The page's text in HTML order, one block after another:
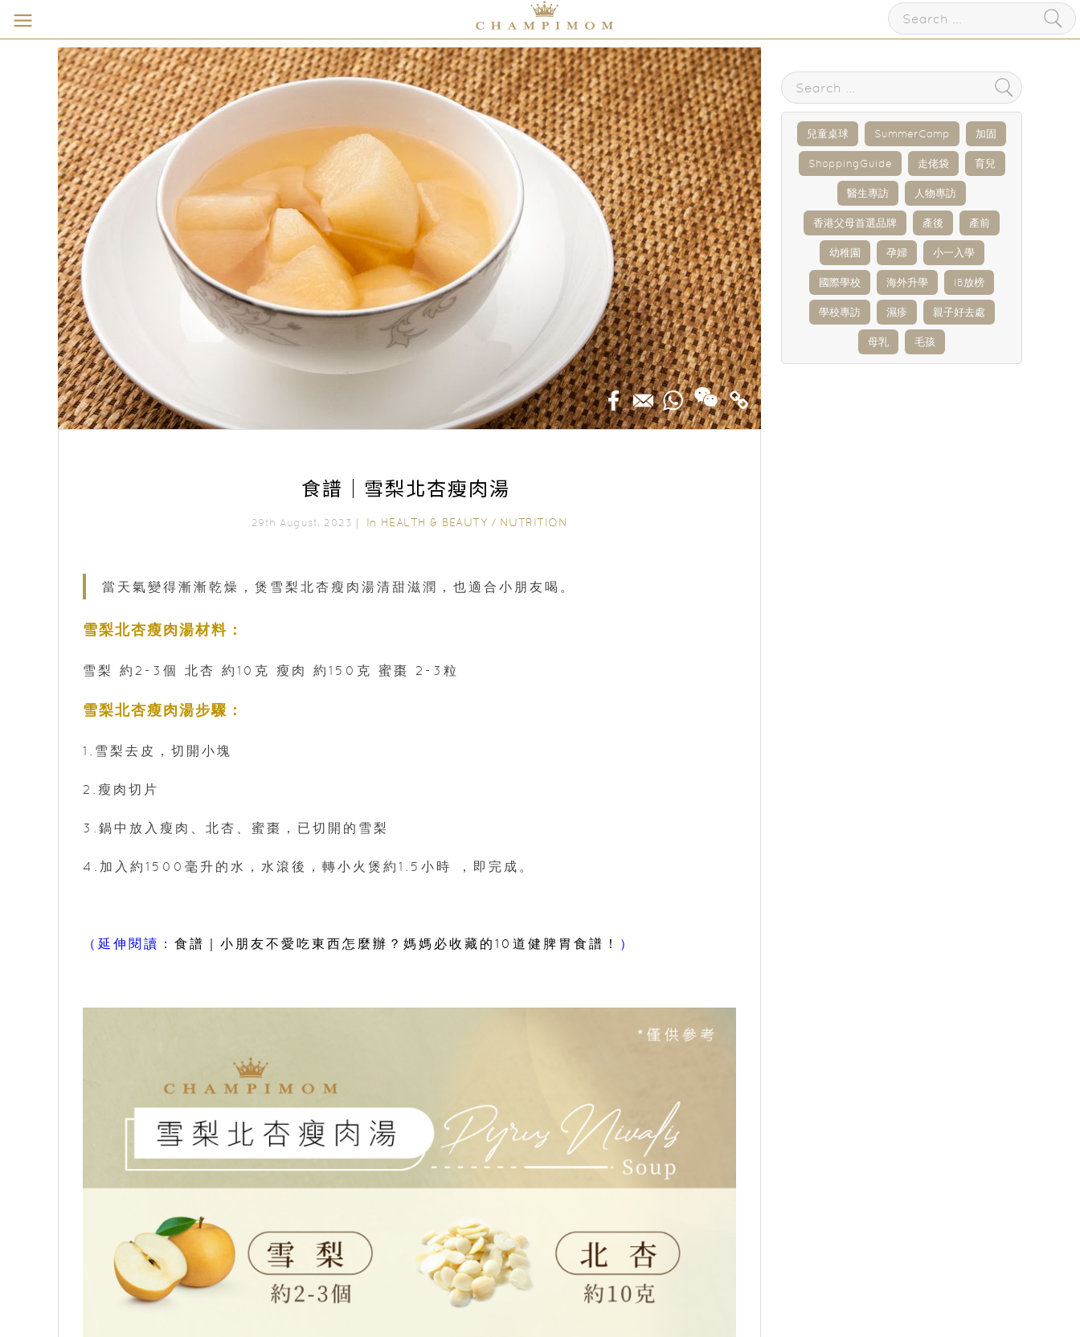
食譜｜雪梨北杏瘦肉湯
29th August, 2023｜ In HEALTH & BEAUTY / NUTRITION
當天氣變得漸漸乾燥，煲雪梨北杏瘦肉湯清甜滋潤，也適合小朋友喝。
雪梨北杏瘦肉湯材料：
雪梨 約2-3個 北杏 約10克 瘦肉 約150克 蜜棗 2-3粒
雪梨北杏瘦肉湯步驟：
1.雪梨去皮，切開小塊
2.瘦肉切片
3.鍋中放入瘦肉、北杏、蜜棗，已切開的雪梨
4.加入約1500毫升的水，水滾後，轉小火煲約1.5小時 ，即完成。
（延伸閱讀： 食譜｜小朋友不愛吃東西怎麼辦？媽媽必收藏的10道健脾胃食譜！ ）
兒童桌球 SummerCamp 加固
ShoppingGuide 走佬袋 育兒
醫生專訪 人物專訪
香港父母首選品牌 產後 產前
幼稚園 孕婦 小一入學
國際學校 海外升學 IB放榜
學校專訪 濕疹 親子好去處
母乳 毛孩